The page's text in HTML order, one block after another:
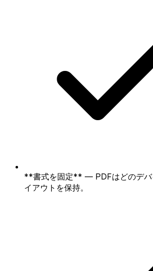
**書式を固定** — PDFはどのデバ
イアウトを保持。